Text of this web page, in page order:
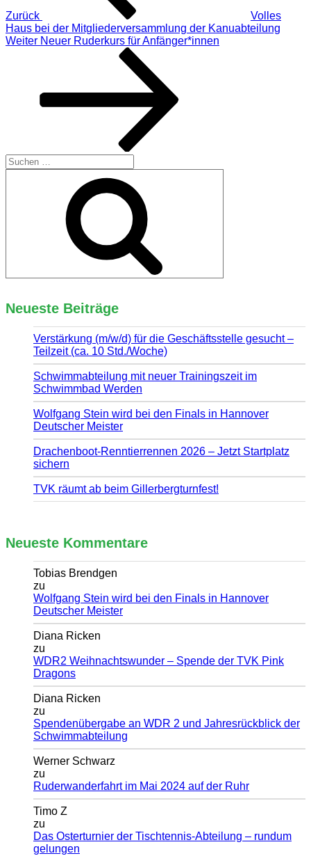
Zurück
Volles
Haus bei der Mitgliederversammlung der Kanuabteilung
Nächster
Weiter Neuer Ruderkurs für Anfänger*innen
Suchen
nach:
Neueste Beiträge
Verstärkung (m/w/d) für die Geschäftsstelle gesucht –
Teilzeit (ca. 10 Std./Woche)
Schwimmabteilung mit neuer Trainingszeit im
Schwimmbad Werden
Wolfgang Stein wird bei den Finals in Hannover
Deutscher Meister
Drachenboot-Renntierrennen 2026 – Jetzt Startplatz
sichern
TVK räumt ab beim Gillerbergturnfest!
Neueste Kommentare
Tobias Brendgen
zu
Wolfgang Stein wird bei den Finals in Hannover
Deutscher Meister
Diana Ricken
zu
WDR2 Weihnachtswunder – Spende der TVK Pink
Dragons
Diana Ricken
zu
Spendenübergabe an WDR 2 und Jahresrückblick der
Schwimmabteilung
Werner Schwarz
zu
Ruderwanderfahrt im Mai 2024 auf der Ruhr
Timo Z
zu
Das Osterturnier der Tischtennis-Abteilung – rundum
gelungen